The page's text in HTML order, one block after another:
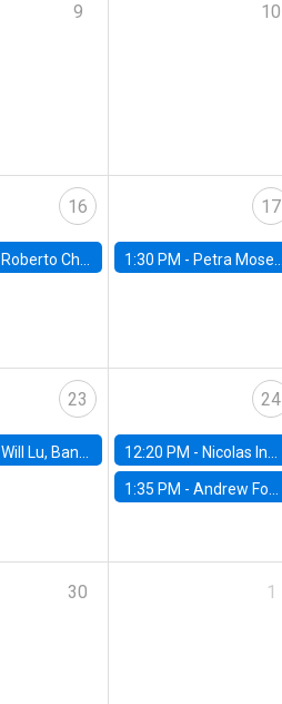
9 10
16
Roberto Chang, Rutgers University
17
1:30 PM - Petra Moser, NYU Stern
23
Will Lu, Banco Central de Chile
24
12:20 PM - Nicolas Inostroza, Rotman School of Management, University of Toronto
1:35 PM -Andrew Foster, Brown University
30 1